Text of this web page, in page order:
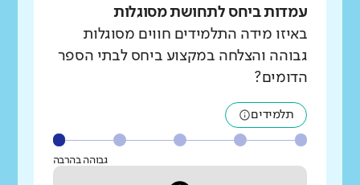
עמדות ביחס לתחושת מסוגלות
באיזו מידה התלמידים חווים מסוגלות
גבוהה והצלחה במקצוע ביחס לבתי הספר
הדומים?
תלמידים
גבוהה בהרבה